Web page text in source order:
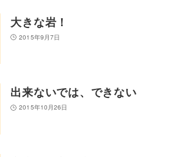
大きな岩！
2015年9月7日
出来ないでは、できない
2015年10月26日